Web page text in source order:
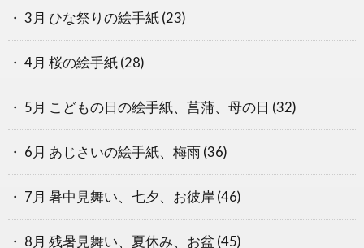
3月 ひな祭りの絵手紙 (23)
4月 桜の絵手紙 (28)
5月 こどもの日の絵手紙、菖蒲、母の日 (32)
6月 あじさいの絵手紙、梅雨 (36)
7月 暑中見舞い、七夕、お彼岸 (46)
8月 残暑見舞い、夏休み、お盆 (45)